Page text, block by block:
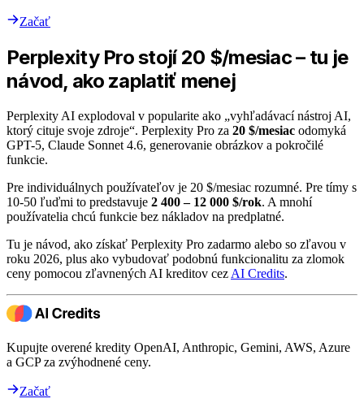
Začať
Perplexity Pro stojí 20 $/mesiac – tu je
návod, ako zaplatiť menej
Perplexity AI explodoval v popularite ako „vyhľadávací nástroj AI,
ktorý cituje svoje zdroje“. Perplexity Pro za 20 $/mesiac odomyká
GPT-5, Claude Sonnet 4.6, generovanie obrázkov a pokročilé
funkcie.
Pre individuálnych používateľov je 20 $/mesiac rozumné. Pre tímy s
10-50 ľuďmi to predstavuje 2 400 – 12 000 $/rok. A mnohí
používatelia chcú funkcie bez nákladov na predplatné.
Tu je návod, ako získať Perplexity Pro zadarmo alebo so zľavou v
roku 2026, plus ako vybudovať podobnú funkcionalitu za zlomok
ceny pomocou zľavnených AI kreditov cez AI Credits.
Kupujte overené kredity OpenAI, Anthropic, Gemini, AWS, Azure
a GCP za zvýhodnené ceny.
Začať